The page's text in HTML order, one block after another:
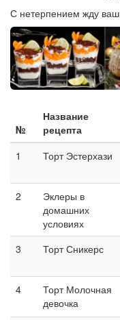
С нетерпением жду
№
Название
рецепта
1
Торт Эстерхази
2
Эклеры в
домашних
условиях
3 Торт Сникерс
4
Торт Молочная
девочка